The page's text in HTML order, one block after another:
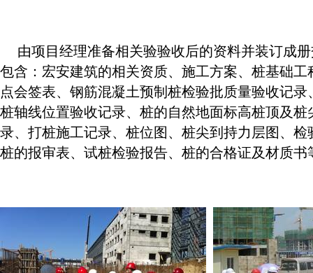
由项目经理准备相关验验收后的资料并装订成
包含：宏安建筑的相关资质、施工方案、桩基础
点会签表、钢筋混凝土预制桩检验批质量验收记
桩轴线位置验收记录、桩的自然地面标高桩顶及
录、打桩施工记录、桩位图、桩尖到持力层图、
桩的报审表、试桩检验报告、桩的合格证及材质书